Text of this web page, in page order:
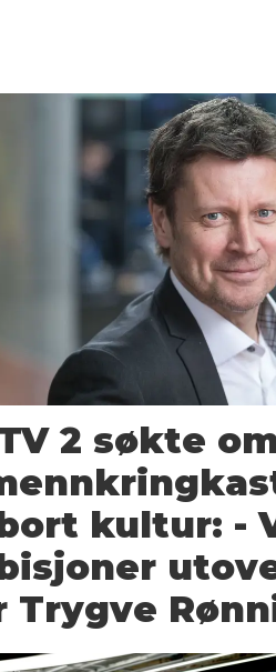
2 søkte
kultur: -
Trygve